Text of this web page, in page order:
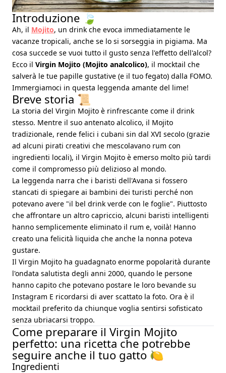
Introduzione 🍃
Ah, il Mojito, un drink che evoca immediatamente le
vacanze tropicali, anche se lo si sorseggia in pigiama. Ma
cosa succede se vuoi tutto il gusto senza l'effetto dell'alcol?
Ecco il Virgin Mojito (Mojito analcolico), il mocktail che
salverà le tue papille gustative (e il tuo fegato) dalla FOMO.
Immergiamoci in questa leggenda amante del lime!
Breve storia 📜
La storia del Virgin Mojito è rinfrescante come il drink
stesso. Mentre il suo antenato alcolico, il Mojito
tradizionale, rende felici i cubani sin dal XVI secolo (grazie
ad alcuni pirati creativi che mescolavano rum con
ingredienti locali), il Virgin Mojito è emerso molto più tardi
come il compromesso più delizioso al mondo.
La leggenda narra che i baristi dell'Avana si fossero
stancati di spiegare ai bambini dei turisti perché non
potevano avere "il bel drink verde con le foglie". Piuttosto
che affrontare un altro capriccio, alcuni baristi intelligenti
hanno semplicemente eliminato il rum e, voilà! Hanno
creato una felicità liquida che anche la nonna poteva
gustare.
Il Virgin Mojito ha guadagnato enorme popolarità durante
l'ondata salutista degli anni 2000, quando le persone
hanno capito che potevano postare le loro bevande su
Instagram E ricordarsi di aver scattato la foto. Ora è il
mocktail preferito da chiunque voglia sentirsi sofisticato
senza ubriacarsi troppo.
Come preparare il Virgin Mojito
perfetto: una ricetta che potrebbe
seguire anche il tuo gatto 🍋
Ingredienti